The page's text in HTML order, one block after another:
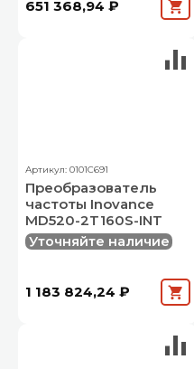
651 368,94 ₽
Артикул: 0101C691
Преобразователь
частоты Inovance
MD520-2T160S-INT
Уточняйте наличие
1 183 824,24 ₽